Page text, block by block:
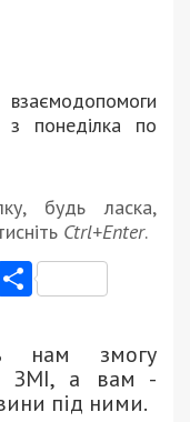
з понеділка по
будь ласка,
Ctrl+Enter.
нам змогу
ЗМІ, а вам -
під ними.